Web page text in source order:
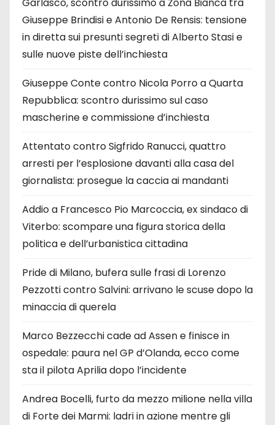
Giuseppe Brindisi e Antonio De Rensis: tensione
in diretta sui presunti segreti di Alberto Stasi e
sulle nuove piste dell’inchiesta
Giuseppe Conte contro Nicola Porro a Quarta
Repubblica: scontro durissimo sul caso
mascherine e commissione d’inchiesta
Attentato contro Sigfrido Ranucci, quattro
arresti per l’esplosione davanti alla casa del
giornalista: prosegue la caccia ai mandanti
Addio a Francesco Pio Marcoccia, ex sindaco di
Viterbo: scompare una figura storica della
politica e dell’urbanistica cittadina
Pride di Milano, bufera sulle frasi di Lorenzo
Pezzotti contro Salvini: arrivano le scuse dopo la
minaccia di querela
Marco Bezzecchi cade ad Assen e finisce in
ospedale: paura nel GP d’Olanda, ecco come
sta il pilota Aprilia dopo l’incidente
Andrea Bocelli, furto da mezzo milione nella villa
di Forte dei Marmi: ladri in azione mentre gli